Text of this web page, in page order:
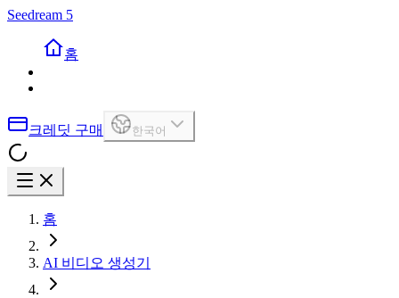
Seedream 5
홈
크레딧 구매 한국어
홈
AI 비디오 생성기